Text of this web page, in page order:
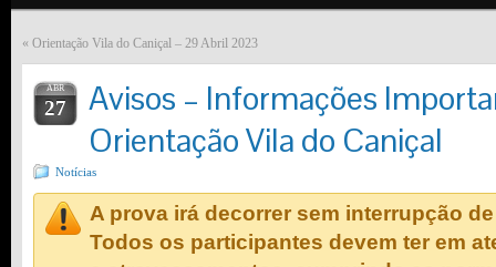
« Orientação Vila do Caniçal – 29 Abril 2023
ABR
27
Avisos – Informações
Orientação Vila do Caniçal
Notícias
A prova irá decorrer sem interrupção
Todos os participantes devem ter em